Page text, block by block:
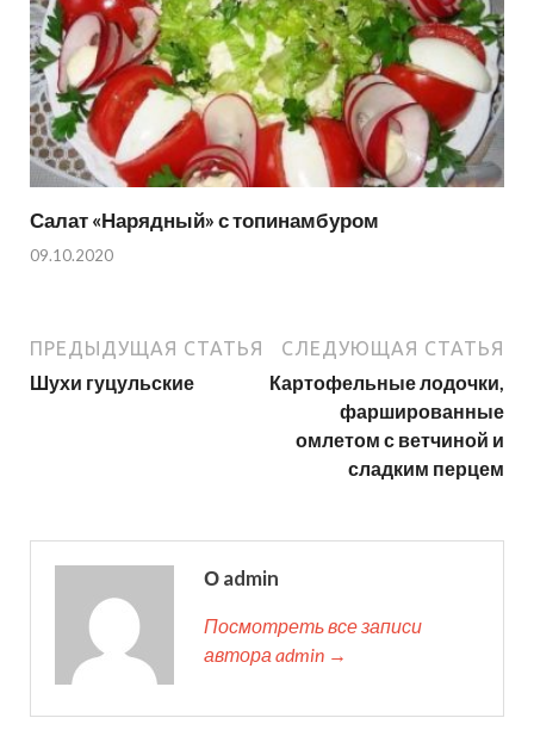
Салат «Нарядный» с топинамбуром
09.10.2020
ПРЕДЫДУЩАЯ СТАТЬЯ
Шухи гуцульские
СЛЕДУЮЩАЯ СТАТЬЯ
Картофельные лодочки,
фаршированные
омлетом с ветчиной и
сладким перцем
О admin
Посмотреть все записи
автора admin →